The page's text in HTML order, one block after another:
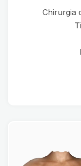
Chirurgia